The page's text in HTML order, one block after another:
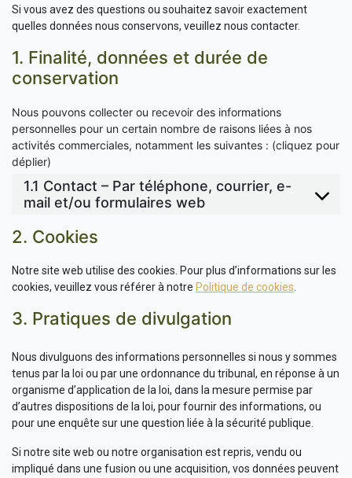
Si vous avez des questions ou souhaitez savoir exactement
quelles données nous conservons, veuillez nous contacter.
1. Finalité, données et durée de
conservation
Nous pouvons collecter ou recevoir des informations
personnelles pour un certain nombre de raisons liées à nos
activités commerciales, notamment les suivantes : (cliquez pour
déplier)
1.1 Contact – Par téléphone, courrier, e-
mail et/ou formulaires web
2. Cookies
Notre site web utilise des cookies. Pour plus d’informations sur les
cookies, veuillez vous référer à notre Politique de cookies
3. Pratiques de divulgation
Nous divulguons des informations personnelles si nous y sommes
tenus par la loi ou par une ordonnance du tribunal, en réponse à un
organisme d’application de la loi, dans la mesure permise par
d’autres dispositions de la loi, pour fournir des informations, ou
pour une enquête sur une question liée à la sécurité publique.
Si notre site web ou notre organisation est repris, vendu ou
impliqué dans une fusion ou une acquisition, vos données peuvent